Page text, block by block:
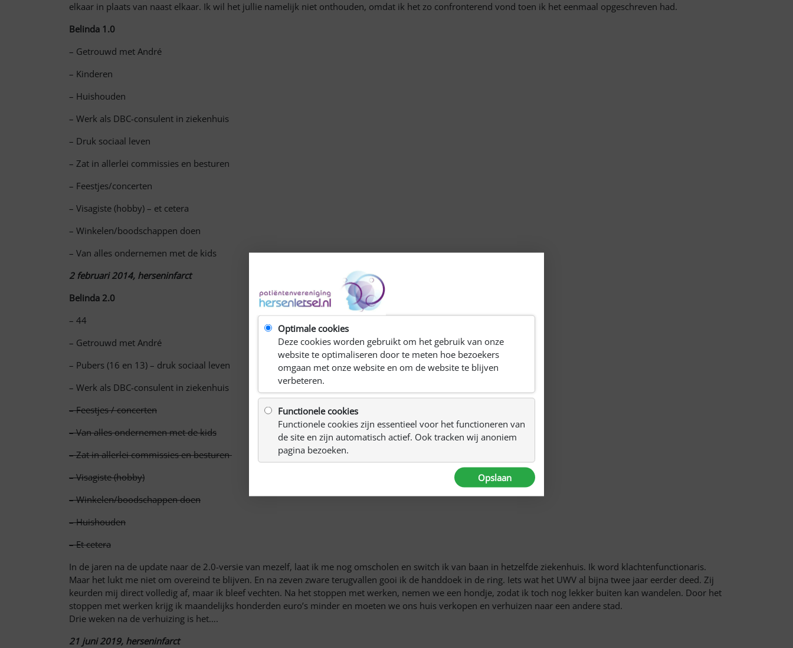
elkaar in plaats van naast elkaar. Ik wil het jullie namelijk niet onthouden, omdat ik het zo confronterend vond toen ik het eenmaal opgeschreven had.
Belinda 1.0
– Getrouwd met André
– Kinderen
– Huishouden
– Werk als DBC-consulent in ziekenhuis
– Druk sociaal leven
– Zat in allerlei commissies en besturen
– Feestjes/concerten
– Visagiste (hobby) – et cetera
– Winkelen/boodschappen doen
– Van alles ondernemen met de kids
2 februari 2014, herseninfarct
Belinda 2.0
– 44
– Getrouwd met André
– Pubers (16 en 13) – druk sociaal leven
– Werk als DBC-consulent in ziekenhuis
– Feestjes / concerten
– Van alles ondernemen met de kids
–Zat in allerlei commissies en besturen
–Visagiste (hobby)
–Winkelen/boodschappen doen
– Huishouden
– Et cetera
In de jaren na de update naar de 2.0-versie van mezelf, laat ik me nog omscholen en switch ik van baan in hetzelfde ziekenhuis. Ik word klachtenfunctionaris.
Maar het lukt me niet om overeind te blijven. En na zeven zware terugvallen gooi ik de handdoek in de ring. Iets wat het UWV al bijna twee jaar eerder deed. Zij
keurden mij direct volledig af, maar ik bleef vechten. Na het stoppen met werken, nemen we een hondje, zodat ik toch nog lekker buiten kan wandelen. Door het
stoppen met werken krijg ik maandelijks honderden euro’s minder en moeten we ons huis verkopen en verhuizen naar een andere stad.
Drie weken na de verhuizing is het….
21 juni 2019, herseninfarct
Optimale cookies
Deze cookies worden gebruikt om het gebruik van onze
website te optimaliseren door te meten hoe bezoekers
omgaan met onze website en om de website te blijven
verbeteren.
Functionele cookies
Functionele cookies zijn essentieel voor het functioneren van
de site en zijn automatisch actief. Ook tracken wij anoniem
pagina bezoeken.
Opslaan